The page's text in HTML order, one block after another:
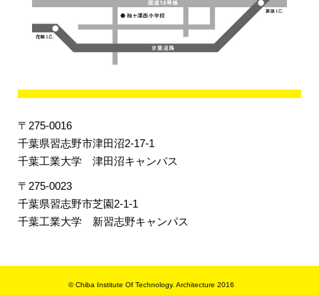
〒275-0016
千葉県習志野市津田沼2-17-1
千葉工業大学 津田沼キャンパス
〒275-0023
千葉県習志野市芝園2-1-1
千葉工業大学 新習志野キャンパス
© Chiba Institute Of Technology. Architecture 2016